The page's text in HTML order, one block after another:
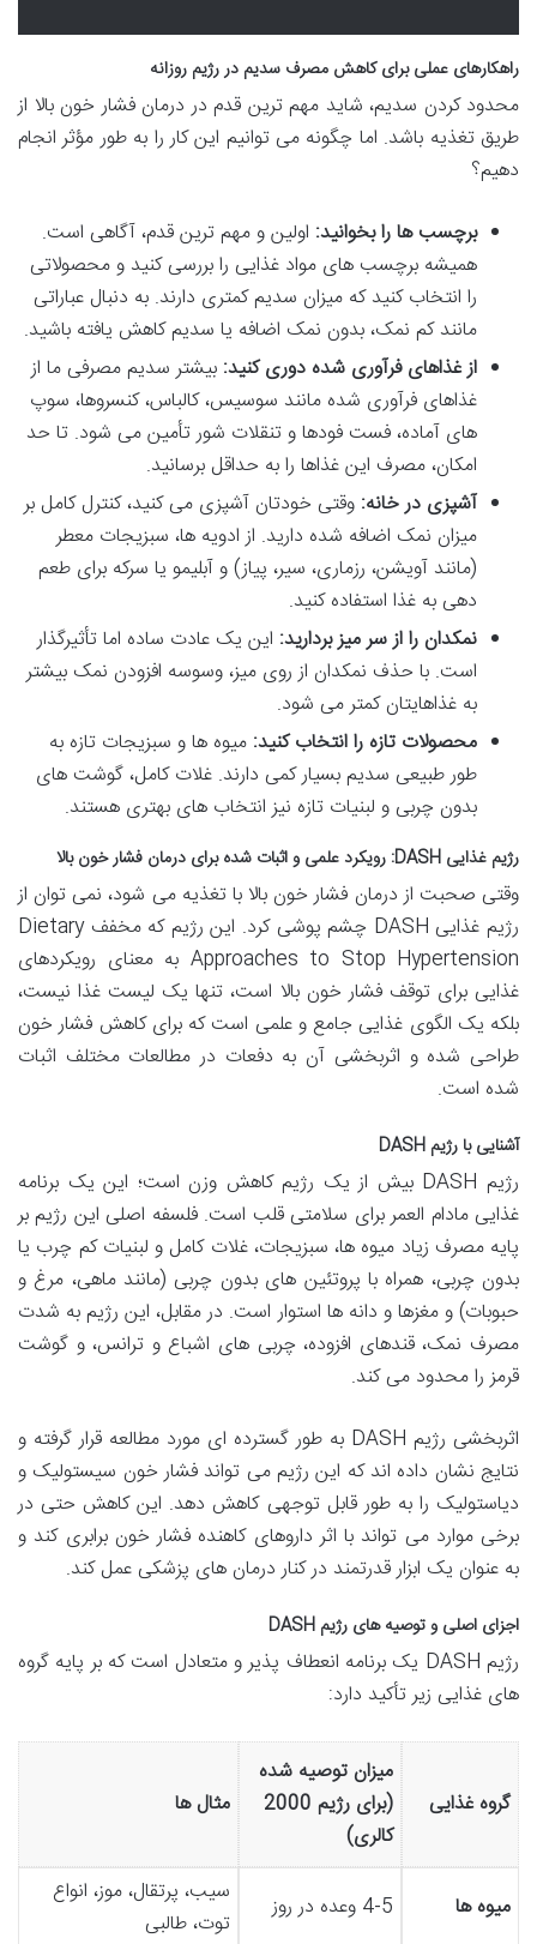
راهکارهای عملی برای کاهش مصرف سدیم در رژیم روزانه
محدود کردن سدیم، شاید مهم ترین قدم در درمان فشار خون بالا از
طریق تغذیه باشد. اما چگونه می توانیم این کار را به طور مؤثر انجام
دهیم؟
برچسب ها را بخوانید: اولین و مهم ترین قدم، آگاهی است.
همیشه برچسب های مواد غذایی را بررسی کنید و محصولاتی
را انتخاب کنید که میزان سدیم کمتری دارند. به دنبال عباراتی
مانند کم نمک، بدون نمک اضافه یا سدیم کاهش یافته باشید.
از غذاهای فرآوری شده دوری کنید: بیشتر سدیم مصرفی ما از
غذاهای فرآوری شده مانند سوسیس، کالباس، کنسروها، سوپ
های آماده، فست فودها و تنقلات شور تأمین می شود. تا حد
امکان، مصرف این غذاها را به حداقل برسانید.
آشپزی در خانه: وقتی خودتان آشپزی می کنید، کنترل کامل بر
میزان نمک اضافه شده دارید. از ادویه ها، سبزیجات معطر
(مانند آویشن، رزماری، سیر، پیاز) و آبلیمو یا سرکه برای طعم
دهی به غذا استفاده کنید.
نمکدان را از سر میز بردارید: این یک عادت ساده اما تأثیرگذار
است. با حذف نمکدان از روی میز، وسوسه افزودن نمک بیشتر
به غذاهایتان کمتر می شود.
محصولات تازه را انتخاب کنید: میوه ها و سبزیجات تازه به
طور طبیعی سدیم بسیار کمی دارند. غلات کامل، گوشت های
بدون چربی و لبنیات تازه نیز انتخاب های بهتری هستند.
رژیم غذایی DASH: رویکرد علمی و اثبات شده برای درمان فشار خون بالا
وقتی صحبت از درمان فشار خون بالا با تغذیه می شود، نمی توان از
رژیم غذایی DASH چشم پوشی کرد. این رژیم که مخفف Dietary
Approaches to Stop Hypertension به معنای رویکردهای
غذایی برای توقف فشار خون بالا است، تنها یک لیست غذا نیست،
بلکه یک الگوی غذایی جامع و علمی است که برای کاهش فشار خون
طراحی شده و اثربخشی آن به دفعات در مطالعات مختلف اثبات
شده است.
آشنایی با رژیم DASH
رژیم DASH بیش از یک رژیم کاهش وزن است؛ این یک برنامه
غذایی مادام العمر برای سلامتی قلب است. فلسفه اصلی این رژیم بر
پایه مصرف زیاد میوه ها، سبزیجات، غلات کامل و لبنیات کم چرب یا
بدون چربی، همراه با پروتئین های بدون چربی (مانند ماهی، مرغ و
حبوبات) و مغزها و دانه ها استوار است. در مقابل، این رژیم به شدت
مصرف نمک، قندهای افزوده، چربی های اشباع و ترانس، و گوشت
قرمز را محدود می کند.
اثربخشی رژیم DASH به طور گسترده ای مورد مطالعه قرار گرفته و
نتایج نشان داده اند که این رژیم می تواند فشار خون سیستولیک و
دیاستولیک را به طور قابل توجهی کاهش دهد. این کاهش حتی در
برخی موارد می تواند با اثر داروهای کاهنده فشار خون برابری کند و
به عنوان یک ابزار قدرتمند در کنار درمان های پزشکی عمل کند.
اجزای اصلی و توصیه های رژیم DASH
رژیم DASH یک برنامه انعطاف پذیر و متعادل است که بر پایه گروه
های غذایی زیر تأکید دارد:
گروه غذایی
میزان توصیه شده
(برای رژیم 2000
کالری)
مثال ها
میوه ها 4-5 وعده در روز
سیب، پرتقال، موز، انواع
توت، طالبی